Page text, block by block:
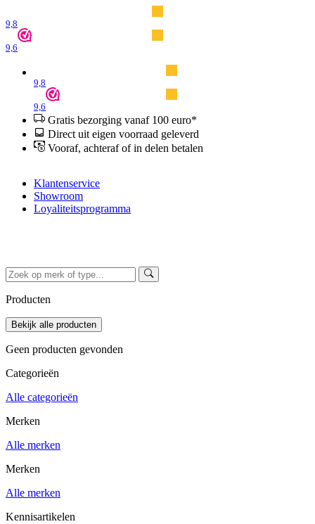
9,8
9,6
9,8
9,6
Gratis bezorging vanaf 100 euro*
Direct uit eigen voorraad geleverd
Vooraf, achteraf of in delen betalen
Klantenservice
Showroom
Loyaliteitsprogramma
Producten
Geen producten gevonden
Categorieën
Alle categorieën
Merken
Alle merken
Merken
Alle merken
Kennisartikelen